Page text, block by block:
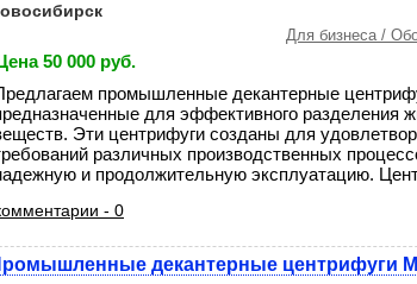
Для бизнеса /
50 000 руб.
промышленные декантерные
для эффективного разделения
Эти центрифуги созданы для
различных производственных
и продолжительную эксплуатацию.
- 0
декантерные центрифуги